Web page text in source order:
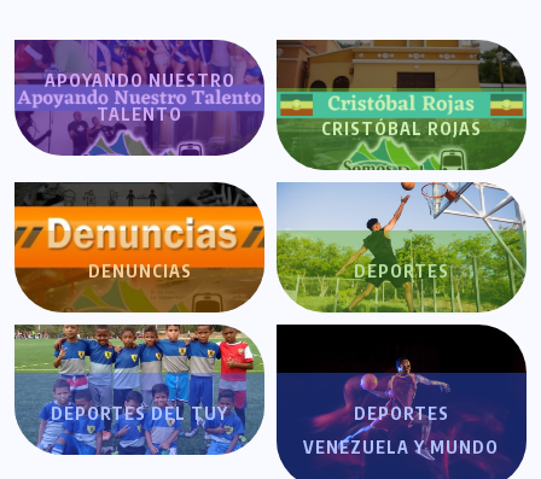
APOYANDO NUESTRO
TALENTO
CRISTÓBAL ROJAS
DENUNCIAS DEPORTES
DEPORTES DEL TUY
DEPORTES
VENEZUELA Y MUNDO